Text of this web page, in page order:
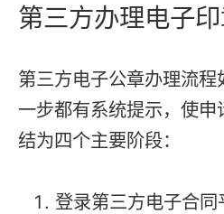
第三方办理电子
第三方电子公章办理流
一步都有系统提示，使
结为四个主要阶段：
登录第三方电子合